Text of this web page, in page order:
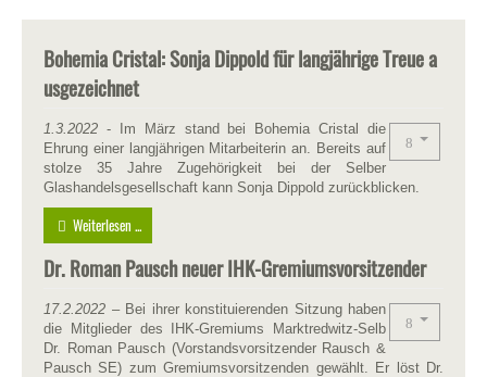
Bohemia Cristal: Sonja Dippold für langjährige Treue a
usgezeichnet
1.3.2022 - Im März stand bei Bohemia Cristal die
Ehrung einer langjährigen Mitarbeiterin an. Bereits auf
stolze 35 Jahre Zugehörigkeit bei der Selber
Glashandelsgesellschaft kann Sonja Dippold zurückblicken.
Weiterlesen ...
Dr. Roman Pausch neuer IHK-Gremiumsvorsitzender
17.2.2022 – Bei ihrer konstituierenden Sitzung haben
die Mitglieder des IHK-Gremiums Marktredwitz-Selb
Dr. Roman Pausch (Vorstandsvorsitzender Rausch &
Pausch SE) zum Gremiumsvorsitzenden gewählt. Er löst Dr.